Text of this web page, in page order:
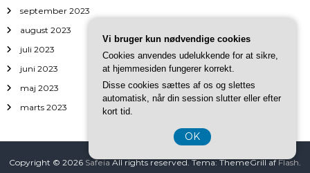
september 2023
august 2023
juli 2023
juni 2023
maj 2023
marts 2023
Copyright © 2026 SafeiaAll rights reserved. Tema: ThemeGrill afFlash
Vi bruger kun nødvendige cookies
Cookies anvendes udelukkende for at sikre,
at hjemmesiden fungerer korrekt.
Disse cookies sættes af os og slettes
automatisk, når din session slutter eller efter
kort tid.
OK